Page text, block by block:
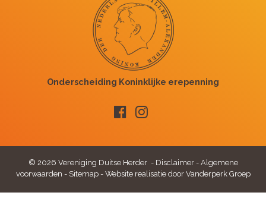
© 2026 Vereniging Duitse Herder - Disclaimer- Algemene
voorwaarden - Sitemap- Website realisatie door Vanderperk Groep